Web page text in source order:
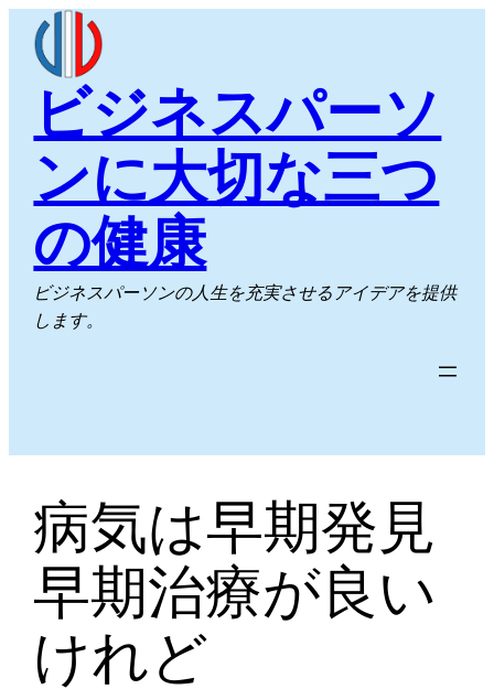
ビジネスパーソ
ンに大切な三つ
の健康
ビジネスパーソンの人生を充実させるアイデアを提供
します。
病気は早期発見
早期治療が良い
けれど